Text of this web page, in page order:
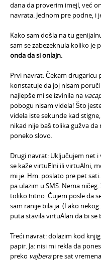
dana da proverim imejl, već
navrata. Jednom pre podne,
Kako sam došla na tu
sam se zabezeknula koliko je
onda da si onlajn.
Prvi navrat: Čekam drugaricu
konstatuje da joj nisam
najlepše mi se izvinila na
pobogu nisam videla! Što
videla iste sekunde kad
nikad nije baš tolika gužva
poneko slovo.
Drugi navrat: Uključujem net
se kaže virtuElni ili virtuAlni,
mi je. Hm. poslato pre pet
pa ulazim u SMS. Nema
toliko hitno. Čujem posle da
sam ranije bila ja. (I ako nekog
puta stavila virtuAlan da bi se
Treći navrat: dolazim kod
papir. Ja: nisi mi rekla da
preko vajberapre sat